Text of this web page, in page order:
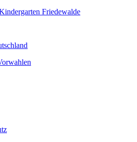
Friedewalde